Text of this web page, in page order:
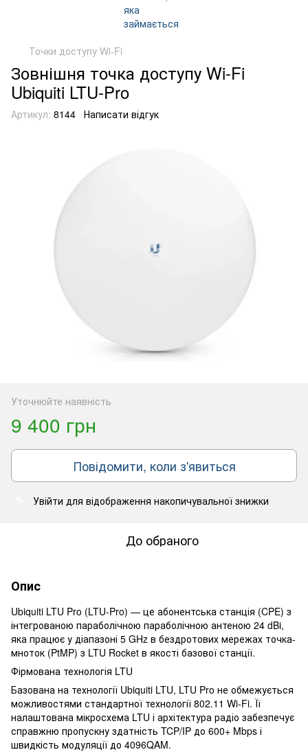
Точки доступу Wi-Fi
Зовнішня точка доступу Wi-Fi
Ubiquiti LTU-Pro
Артикул: 8144 Написати відгук
Уточнюйте наявність
9 400 грн
Повідомити, коли з'явиться
Увійти для відображення накопичувальної знижки
До обраного
Опис
Ubiquiti LTU Pro (LTU-Pro) — це абонентська станція (CPE) з
інтегрованою параболічною параболічною антеною 24 dBi,
яка працює у діапазоні 5 GHz в бездротових мережах точка-
мноток (PtMP) з LTU Rocket в якості базової станції.
Фірмована технологія LTU
Базована на технології Ubiquiti LTU, LTU Pro не обмежується
можливостями стандартної технології 802.11 Wi-Fi. Її
налаштована мікросхема LTU і архітектура радіо забезпечує
справжню пропускну здатність TCP/IP до 600+ Mbps і
швидкість модуляції до 4096QAM.